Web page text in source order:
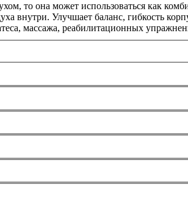
то она может использоваться как
внутри. Улучшает баланс, гибкость
массажа, реабилитационных